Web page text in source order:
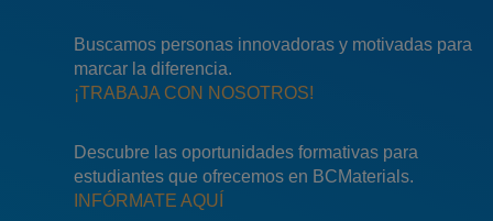
Buscamos personas innovadoras y motivadas para
marcar la diferencia.
¡TRABAJA CON NOSOTROS!
Descubre las oportunidades formativas para
estudiantes que ofrecemos en BCMaterials.
INFÓRMATE AQUÍ